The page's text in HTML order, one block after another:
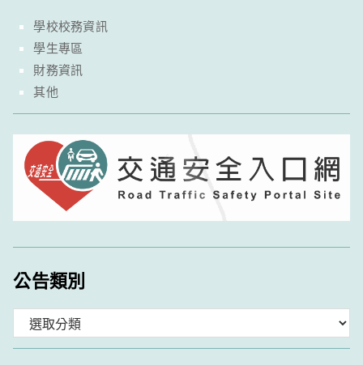
學校校務資訊
學生專區
財務資訊
其他
公告類別
類